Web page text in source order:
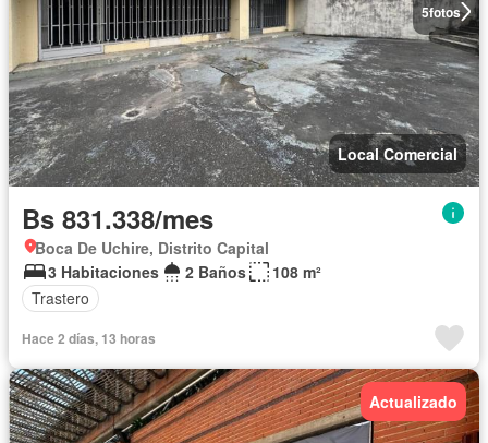
5fotos
Local Comercial
Bs 831.338/mes
Boca De Uchire, Distrito Capital
3 Habitaciones
2 Baños
108 m²
Trastero
Hace 2 días, 13 horas
Actualizado